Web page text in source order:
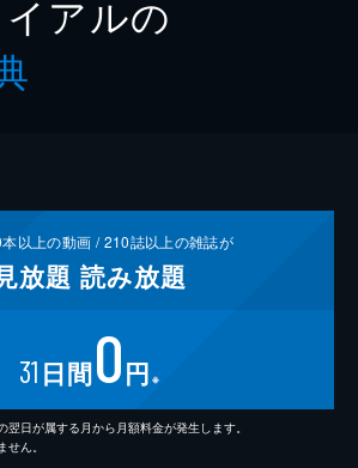
アルの
本以上の動画 /210誌以上の雑誌が
放題 読み放題
31 日間0円 ※
日が属する月から月額料金が発生します。
ん。